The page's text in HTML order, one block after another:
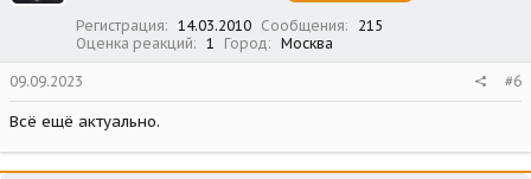
Регистрация 14.03.2010 Сообщения
215
Оценка реакций
1 Город Москва
09.09.2023 #6
Всё ещё актуально.